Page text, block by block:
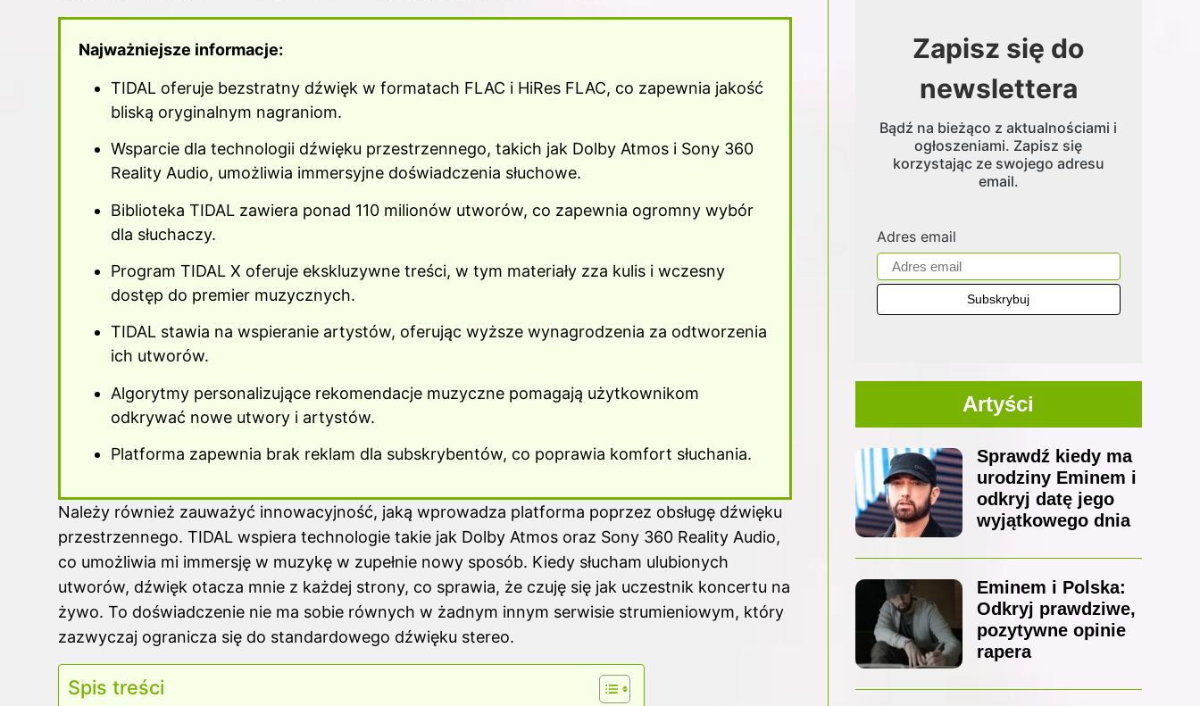
Najważniejsze informacje:
TIDAL oferuje bezstratny dźwięk w formatach FLAC i HiRes FLAC, co zapewnia jakość
bliską oryginalnym nagraniom.
Wsparcie dla technologii dźwięku przestrzennego, takich jak Dolby Atmos i Sony 360
Reality Audio, umożliwia immersyjne doświadczenia słuchowe.
Biblioteka TIDAL zawiera ponad 110 milionów utworów, co zapewnia ogromny wybór
dla słuchaczy.
Program TIDAL X oferuje ekskluzywne treści, w tym materiały zza kulis i wczesny
dostęp do premier muzycznych.
TIDAL stawia na wspieranie artystów, oferując wyższe wynagrodzenia za odtworzenia
ich utworów.
Algorytmy personalizujące rekomendacje muzyczne pomagają użytkownikom
odkrywać nowe utwory i artystów.
Platforma zapewnia brak reklam dla subskrybentów, co poprawia komfort słuchania.
Należy również zauważyć innowacyjność, jaką wprowadza platforma poprzez obsługę dźwięku
przestrzennego. TIDAL wspiera technologie takie jak Dolby Atmos oraz Sony 360 Reality Audio,
co umożliwia mi immersję w muzykę w zupełnie nowy sposób. Kiedy słucham ulubionych
utworów, dźwięk otacza mnie z każdej strony, co sprawia, że czuję się jak uczestnik koncertu na
żywo. To doświadczenie nie ma sobie równych w żadnym innym serwisie strumieniowym, który
zazwyczaj ogranicza się do standardowego dźwięku stereo.
Spis treści
Zapisz się do
newslettera
Bądź na bieżąco z aktualnościami i
ogłoszeniami. Zapisz się
korzystając ze swojego adresu
email.
Adres email
Artyści
Sprawdź kiedy ma
urodziny Eminem i
odkryj datę jego
wyjątkowego dnia
Eminem i Polska:
Odkryj prawdziwe,
pozytywne opinie
rapera